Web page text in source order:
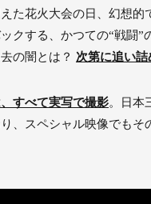
た花火大会の日、幻想
クする、かつての“戦
の闇とは？ 次第に追い
すべて実写で撮影。日本
、スペシャル映像でも